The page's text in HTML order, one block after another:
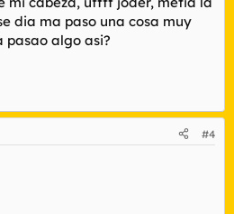
dia ma paso una cosa muy
pasao algo asi?
#4